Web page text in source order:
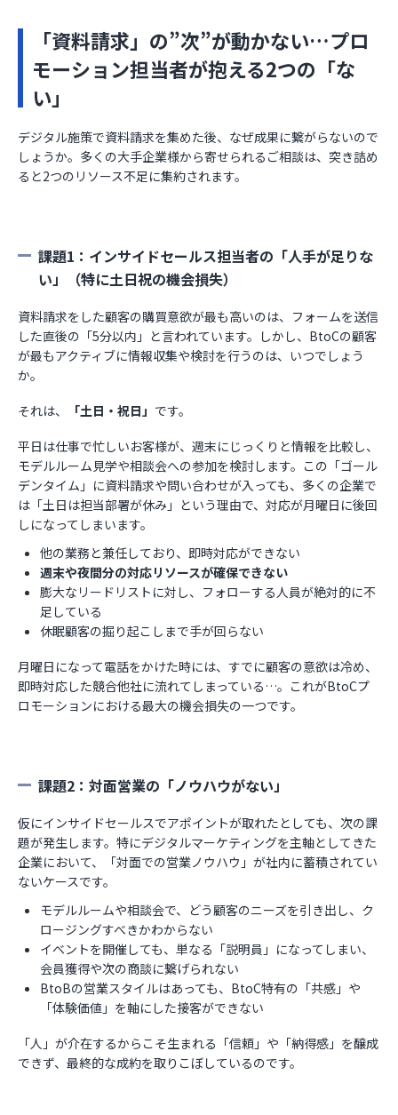
「資料請求」の”次”が動かない…プロ
モーション担当者が抱える2つの「な
い」
デジタル施策で資料請求を集めた後、なぜ成果に繋がらないので
しょうか。多くの大手企業様から寄せられるご相談は、突き詰め
ると2つのリソース不足に集約されます。
課題1：インサイドセールス担当者の「人手が足りな
い」（特に土日祝の機会損失）
資料請求をした顧客の購買意欲が最も高いのは、フォームを送信
した直後の「5分以内」と言われています。しかし、BtoCの顧客
が最もアクティブに情報収集や検討を行うのは、いつでしょう
か。
それは、
「土日・祝日」 です。
平日は仕事で忙しいお客様が、週末にじっくりと情報を比較し、
モデルルーム見学や相談会への参加を検討します。この「ゴール
デンタイム」に資料請求や問い合わせが入っても、多くの企業で
は「土日は担当部署が休み」という理由で、対応が月曜日に後回
しになってしまいます。
他の業務と兼任しており、即時対応ができない
週末や夜間分の対応リソースが確保できない
膨大なリードリストに対し、フォローする人員が絶対的に不
足している
休眠顧客の掘り起こしまで手が回らない
月曜日になって電話をかけた時には、すでに顧客の意欲は冷め、
即時対応した競合他社に流れてしまっている…。これがBtoCプ
ロモーションにおける最大の機会損失の一つです。
課題2：対面営業の「ノウハウがない」
仮にインサイドセールスでアポイントが取れたとしても、次の課
題が発生します。特にデジタルマーケティングを主軸としてきた
企業において、「対面での営業ノウハウ」が社内に蓄積されてい
ないケースです。
モデルルームや相談会で、どう顧客のニーズを引き出し、ク
ロージングすべきかわからない
イベントを開催しても、単なる「説明員」になってしまい、
会員獲得や次の商談に繋げられない
BtoBの営業スタイルはあっても、BtoC特有の「共感」や
「体験価値」を軸にした接客ができない
「人」が介在するからこそ生まれる「信頼」や「納得感」を醸成
できず、最終的な成約を取りこぼしているのです。